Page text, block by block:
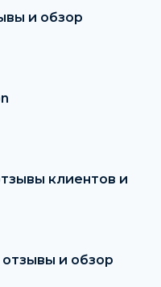
и обзор
клиентов и
и обзор